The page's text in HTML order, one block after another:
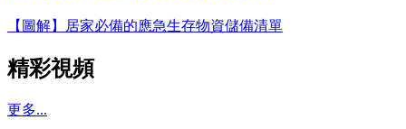
【圖解】居家必備的應急生存物資儲備清單
精彩視頻
更多...